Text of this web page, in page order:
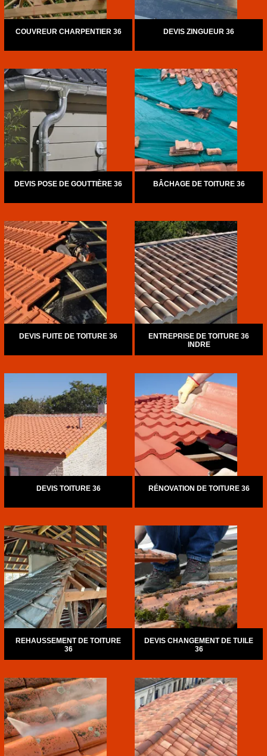
COUVREUR CHARPENTIER 36 DEVIS ZINGUEUR 36
DEVIS POSE DE GOUTTIÈRE 36 BÂCHAGE DE TOITURE 36
DEVIS FUITE DE TOITURE 36
ENTREPRISE DE TOITURE 36
INDRE
DEVIS TOITURE 36 RÉNOVATION DE TOITURE 36
REHAUSSEMENT DE TOITURE
36
DEVIS CHANGEMENT DE TUILE
36